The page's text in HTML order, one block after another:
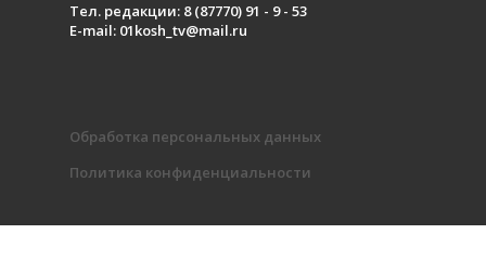
Тел. редакции: 8 (87770) 91 - 9 - 53
E-mail: 01kosh_tv@mail.ru
Обработка персональных данных
Политика конфиденциальности